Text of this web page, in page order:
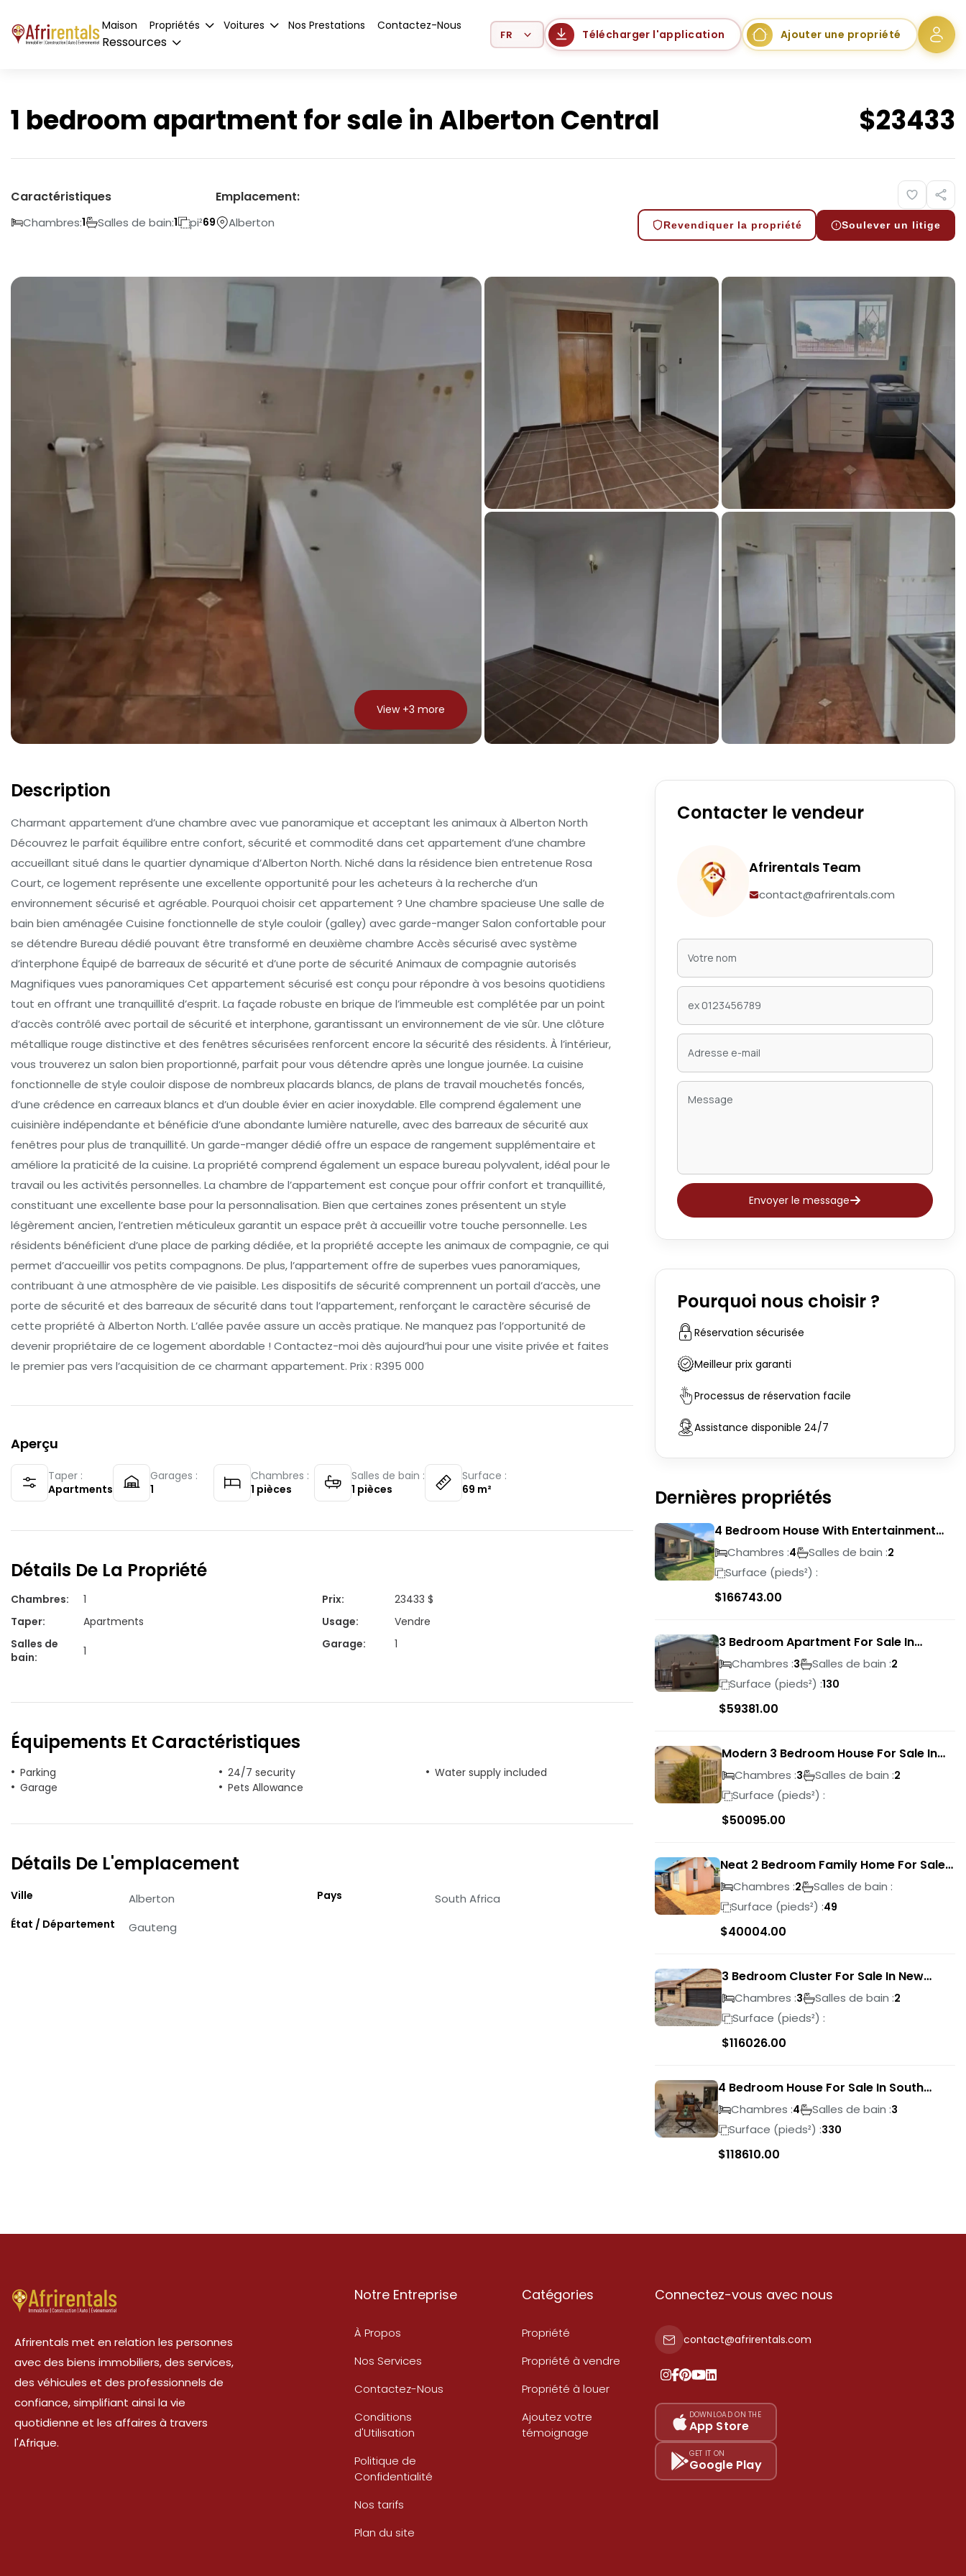
Maison Propriétés Voitures Nos Prestations Contactez-Nous
Ressources
Select Language Télécharger l'application Ajouter une propriété
1 bedroom apartment for sale in Alberton Central $23433
Caractéristiques
Chambres:1 Salles de bain:1 pi²69
Emplacement:
Alberton Revendiquer la propriété Soulever un litige
View +3 more
Description
Charmant appartement d’une chambre avec vue panoramique et acceptant les animaux à Alberton North
Découvrez le parfait équilibre entre confort, sécurité et commodité dans cet appartement d’une chambre
accueillant situé dans le quartier dynamique d’Alberton North. Niché dans la résidence bien entretenue Rosa
Court, ce logement représente une excellente opportunité pour les acheteurs à la recherche d’un
environnement sécurisé et agréable. Pourquoi choisir cet appartement ? Une chambre spacieuse Une salle de
bain bien aménagée Cuisine fonctionnelle de style couloir (galley) avec garde-manger Salon confortable pour
se détendre Bureau dédié pouvant être transformé en deuxième chambre Accès sécurisé avec système
d’interphone Équipé de barreaux de sécurité et d’une porte de sécurité Animaux de compagnie autorisés
Magnifiques vues panoramiques Cet appartement sécurisé est conçu pour répondre à vos besoins quotidiens
tout en offrant une tranquillité d’esprit. La façade robuste en brique de l’immeuble est complétée par un point
d’accès contrôlé avec portail de sécurité et interphone, garantissant un environnement de vie sûr. Une clôture
métallique rouge distinctive et des fenêtres sécurisées renforcent encore la sécurité des résidents. À l’intérieur,
vous trouverez un salon bien proportionné, parfait pour vous détendre après une longue journée. La cuisine
fonctionnelle de style couloir dispose de nombreux placards blancs, de plans de travail mouchetés foncés,
d’une crédence en carreaux blancs et d’un double évier en acier inoxydable. Elle comprend également une
cuisinière indépendante et bénéficie d’une abondante lumière naturelle, avec des barreaux de sécurité aux
fenêtres pour plus de tranquillité. Un garde-manger dédié offre un espace de rangement supplémentaire et
améliore la praticité de la cuisine. La propriété comprend également un espace bureau polyvalent, idéal pour le
travail ou les activités personnelles. La chambre de l’appartement est conçue pour offrir confort et tranquillité,
constituant une excellente base pour la personnalisation. Bien que certaines zones présentent un style
légèrement ancien, l’entretien méticuleux garantit un espace prêt à accueillir votre touche personnelle. Les
résidents bénéficient d’une place de parking dédiée, et la propriété accepte les animaux de compagnie, ce qui
permet d’accueillir vos petits compagnons. De plus, l’appartement offre de superbes vues panoramiques,
contribuant à une atmosphère de vie paisible. Les dispositifs de sécurité comprennent un portail d’accès, une
porte de sécurité et des barreaux de sécurité dans tout l’appartement, renforçant le caractère sécurisé de
cette propriété à Alberton North. L’allée pavée assure un accès pratique. Ne manquez pas l’opportunité de
devenir propriétaire de ce logement abordable ! Contactez-moi dès aujourd’hui pour une visite privée et faites
le premier pas vers l’acquisition de ce charmant appartement. Prix : R395 000
Aperçu
Taper :
Apartments
Garages :
1
Chambres :
1 pièces
Salles de bain :
1 pièces
Surface :
69 m²
Détails De La Propriété
Chambres: 1 Prix:
23433 $
Taper: Apartments Usage:
Vendre
Salles de
bain: 1 Garage: 1
Équipements Et Caractéristiques
Parking 24/7 security
Water supply included
Garage
Pets Allowance
Détails De L'emplacement
Ville Alberton
État / Département Gauteng
Pays South Africa
Contacter le vendeur
Afrirentals Team
contact@afrirentals.com
Envoyer le message
Pourquoi nous choisir ?
Réservation sécurisée
Meilleur prix garanti
Processus de réservation facile
Assistance disponible 24/7
Dernières propriétés
4 Bedroom House With Entertainment
Area In Randhart
Chambres :4 Salles de bain :2
Surface (pieds²) :
$166743.00
3 Bedroom Apartment For Sale In
Verwoerdpark
Chambres :3 Salles de bain :2
Surface (pieds²) :130
$59381.00
Modern 3 Bedroom House For Sale In
Albertsdal
Chambres :3 Salles de bain :2
Surface (pieds²) :
$50095.00
Neat 2 Bedroom Family Home For Sale
In Sky City
Chambres :2
Salles de bain :
Surface (pieds²) :49
$40004.00
3 Bedroom Cluster For Sale In New
Market Park
Chambres :3 Salles de bain :2
Surface (pieds²) :
$116026.00
4 Bedroom House For Sale In South
CrestChambres :4 Salles de bain :3
Surface (pieds²) :330
$118610.00
Afrirentals met en relation les personnes
avec des biens immobiliers, des services,
des véhicules et des professionnels de
confiance, simplifiant ainsi la vie
quotidienne et les affaires à travers
l'Afrique.
Notre Entreprise
À Propos
Nos Services
Contactez-Nous
Conditions
d'Utilisation
Politique de
Confidentialité
Nos tarifs
Plan du site
Catégories
Propriété
Propriété à vendre
Propriété à louer
Ajoutez votre
témoignage
Connectez-vous avec nous
contact@afrirentals.com
DOWNLOAD ON THE
App Store
GET IT ON
Google Play